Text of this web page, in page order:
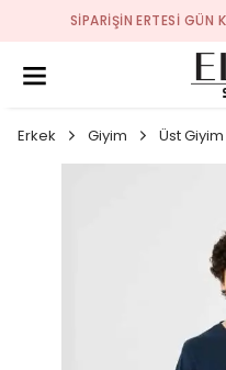
SIPARIŞIN ERTESI
Erkek Giyim Üst Giyim